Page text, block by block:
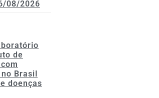
08/2026
de
Brasil
doenças